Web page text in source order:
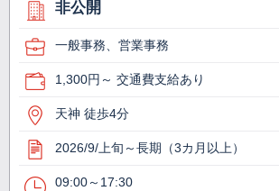
非公開
一般事務、営業事務
1,300円～ 交通費支給あり
天神 徒歩4分
2026/9/上旬～長期（3カ月以上）
09:00～17:30